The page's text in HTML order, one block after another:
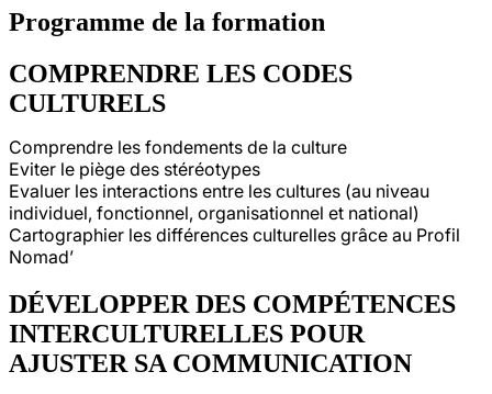
Programme de la formation
COMPRENDRE LES CODES
CULTURELS
Comprendre les fondements de la culture
Eviter le piège des stéréotypes
Evaluer les interactions entre les cultures (au niveau
individuel, fonctionnel, organisationnel et national)
Cartographier les différences culturelles grâce au Profil
Nomad’
DÉVELOPPER DES COMPÉTENCES
INTERCULTURELLES POUR
AJUSTER SA COMMUNICATION